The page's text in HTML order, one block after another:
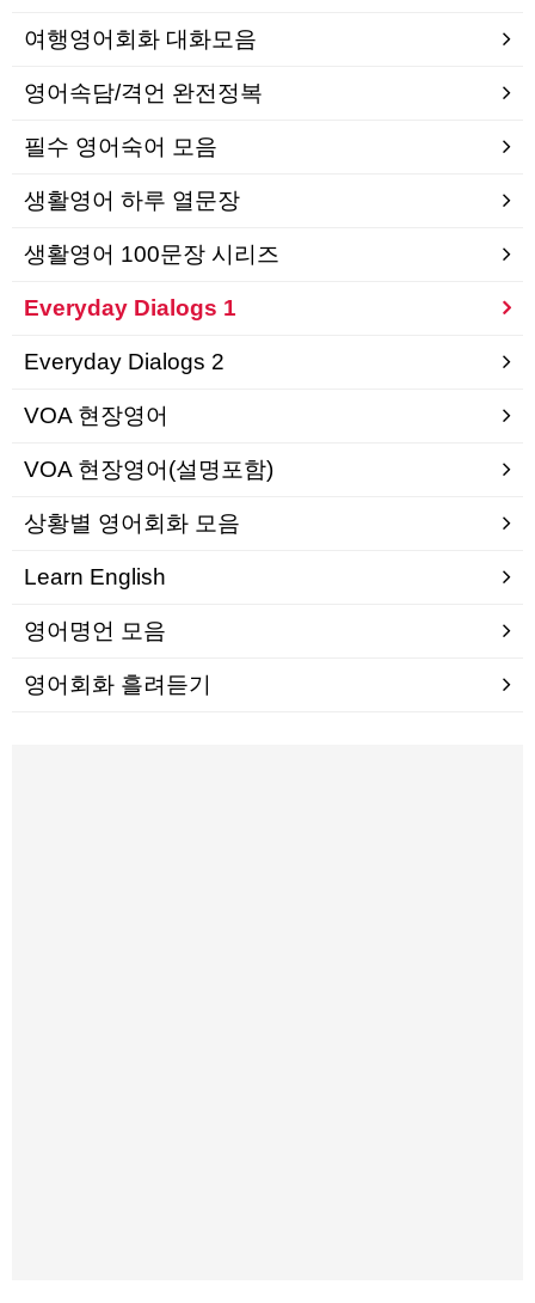
여행영어회화 대화모음
영어속담/격언 완전정복
필수 영어숙어 모음
생활영어 하루 열문장
생활영어 100문장 시리즈
Everyday Dialogs 1
Everyday Dialogs 2
VOA 현장영어
VOA 현장영어(설명포함)
상황별 영어회화 모음
Learn English
영어명언 모음
영어회화 흘려듣기